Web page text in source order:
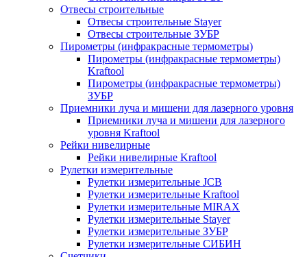
Отвесы строительные
Отвесы строительные Stayer
Отвесы строительные ЗУБР
Пирометры (инфракрасные термометры)
Пирометры (инфракрасные термометры)
Kraftool
Пирометры (инфракрасные термометры)
ЗУБР
Приемники луча и мишени для лазерного уровня
Приемники луча и мишени для лазерного
уровня Kraftool
Рейки нивелирные
Рейки нивелирные Kraftool
Рулетки измерительные
Рулетки измерительные JCB
Рулетки измерительные Kraftool
Рулетки измерительные MIRAX
Рулетки измерительные Stayer
Рулетки измерительные ЗУБР
Рулетки измерительные СИБИН